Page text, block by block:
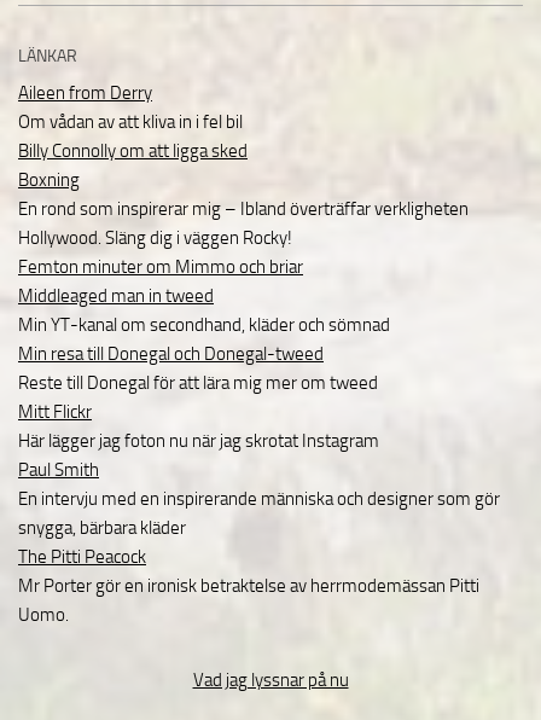
LÄNKAR
Aileen from Derry
Om vådan av att kliva in i fel bil
Billy Connolly om att ligga sked
Boxning
En rond som inspirerar mig – Ibland överträffar verkligheten
Hollywood. Släng dig i väggen Rocky!
Femton minuter om Mimmo och briar
Middleaged man in tweed
Min YT-kanal om secondhand, kläder och sömnad
Min resa till Donegal och Donegal-tweed
Reste till Donegal för att lära mig mer om tweed
Mitt Flickr
Här lägger jag foton nu när jag skrotat Instagram
Paul Smith
En intervju med en inspirerande människa och designer som gör
snygga, bärbara kläder
The Pitti Peacock
Mr Porter gör en ironisk betraktelse av herrmodemässan Pitti
Uomo.
Vad jag lyssnar på nu